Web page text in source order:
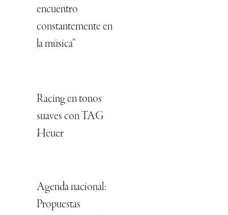
encuentro
constantemente en
la música”
Racing en tonos
suaves con TAG
Heuer
Agenda nacional:
Propuestas